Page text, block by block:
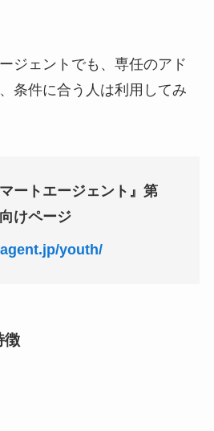
ジェントでも、専任のアド
条件に合う人は利用してみ
ートエージェント』第
けページ
youth/
徴